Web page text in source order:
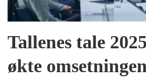
Tallenes tale
økte